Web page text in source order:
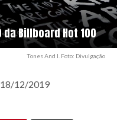
Billboard Hot 100
Tones And I. Foto: Divulgação
18/12/2019